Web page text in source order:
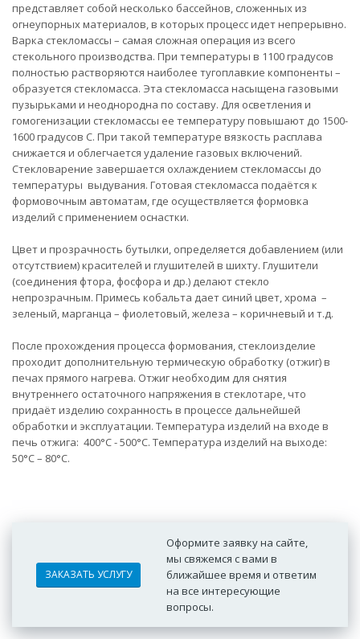
представляет собой несколько бассейнов, сложенных из
огнеупорных материалов, в которых процесс идет непрерывно.
Варка стекломассы – самая сложная операция из всего
стекольного производства. При температуры в 1100 градусов
полностью растворяются наиболее тугоплавкие компоненты –
образуется стекломасса. Эта стекломасса насыщена газовыми
пузырьками и неоднородна по составу. Для осветления и
гомогенизации стекломассы ее температуру повышают до 1500-
1600 градусов С. При такой температуре вязкость расплава
снижается и облегчается удаление газовых включений.
Стекловарение завершается охлаждением стекломассы до
температуры выдувания. Готовая стекломасса подаётся к
формовочным автоматам, где осуществляется формовка
изделий с применением оснастки.
Цвет и прозрачность бутылки, определяется добавлением (или
отсутствием) красителей и глушителей в шихту. Глушители
(соединения фтора, фосфора и др.) делают стекло
непрозрачным. Примесь кобальта дает синий цвет, хрома –
зеленый, марганца – фиолетовый, железа – коричневый и т.д.
После прохождения процесса формования, стеклоизделие
проходит дополнительную термическую обработку (отжиг) в
печах прямого нагрева. Отжиг необходим для снятия
внутреннего остаточного напряжения в стеклотаре, что
придаёт изделию сохранность в процессе дальнейшей
обработки и эксплуатации. Температура изделий на входе в
печь отжига: 400°C - 500°C. Температура изделий на выходе:
50°C – 80°C.
ЗАКАЗАТЬ УСЛУГУ
Оформите заявку на сайте,
мы свяжемся с вами в
ближайшее время и ответим
на все интересующие
вопросы.